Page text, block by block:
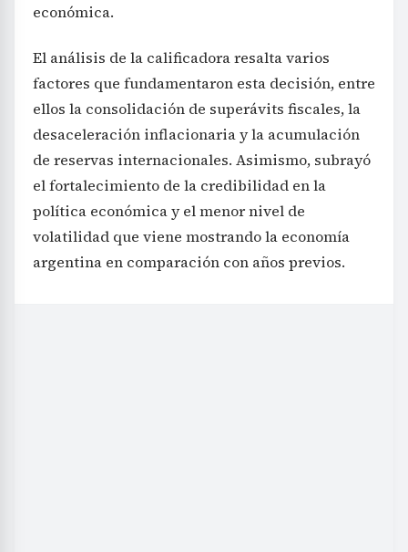
económica.
El análisis de la calificadora resalta varios
factores que fundamentaron esta decisión, entre
ellos la consolidación de superávits fiscales, la
desaceleración inflacionaria y la acumulación
de reservas internacionales. Asimismo, subrayó
el fortalecimiento de la credibilidad en la
política económica y el menor nivel de
volatilidad que viene mostrando la economía
argentina en comparación con años previos.